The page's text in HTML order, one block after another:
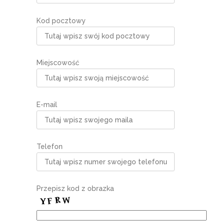
Kod pocztowy
Miejscowość
E-mail
Telefon
Przepisz kod z obrazka